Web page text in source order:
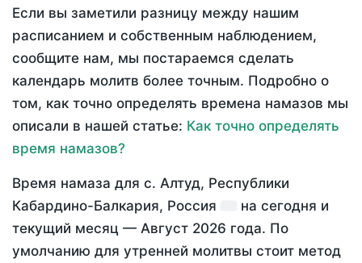
Если вы заметили разницу между нашим
расписанием и собственным наблюдением,
сообщите нам, мы постараемся сделать
календарь молитв более точным. Подробно о
том, как точно определять времена намазов мы
описали в нашей статье: Как точно определять
время намазов?
Время намаза для с. Алтуд, Республики
Кабардино-Балкария, Россия
на сегодня и
текущий месяц — Август 2026 года. По
умолчанию для утренней молитвы стоит метод